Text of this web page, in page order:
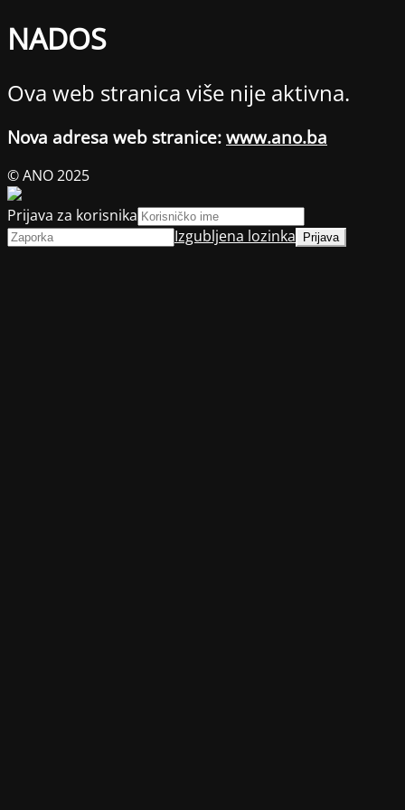
NADOS
Ova web stranica više nije aktivna.
Nova adresa web stranice: www.ano.ba
© ANO 2025
Prijava za korisnika
Izgubljena lozinka